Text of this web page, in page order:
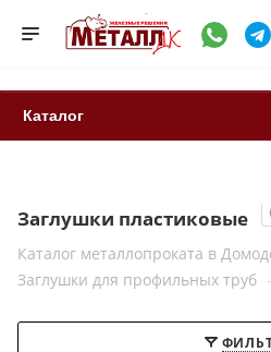
Каталог
Заглушки пластиковые
Каталог металлопроката в
Заглушки для профильных труб